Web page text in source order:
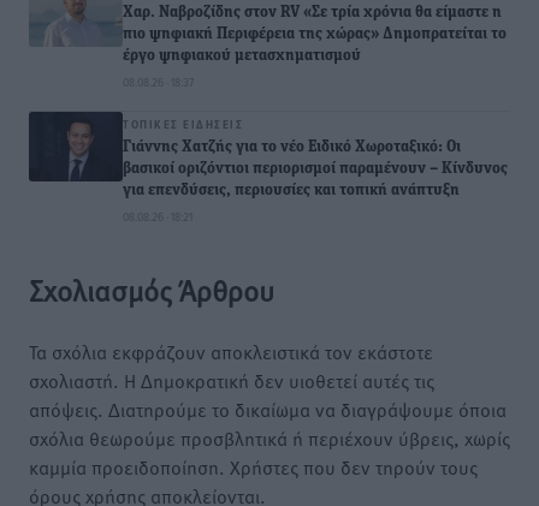
Χαρ. Ναβροζίδης στον RV «Σε τρία χρόνια θα είμαστε η
πιο ψηφιακή Περιφέρεια της χώρας» Δημοπρατείται το
έργο ψηφιακού μετασχηματισμού
08.08.26 · 18:37
ΤΟΠΙΚΈΣ ΕΙΔΉΣΕΙΣ
Γιάννης Χατζής για το νέο Ειδικό Χωροταξικό: Οι
βασικοί οριζόντιοι περιορισμοί παραμένουν – Κίνδυνος
για επενδύσεις, περιουσίες και τοπική ανάπτυξη
Σχολιασμός Άρθρου
Τα σχόλια εκφράζουν αποκλειστικά τον εκάστοτε
σχολιαστή. Η Δημοκρατική δεν υιοθετεί αυτές τις
απόψεις. Διατηρούμε το δικαίωμα να διαγράψουμε όποια
σχόλια θεωρούμε προσβλητικά ή περιέχουν ύβρεις, χωρίς
καμμία προειδοποίηση. Χρήστες που δεν τηρούν τους
όρους χρήσης αποκλείονται.